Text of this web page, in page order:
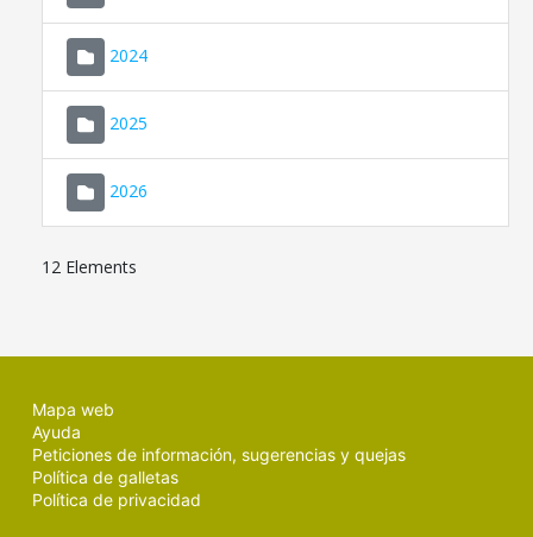
2024
2025
2026
12 Elements
Mapa web
Ayuda
Peticiones de información, sugerencias y quejas
Política de galletas
Política de privacidad